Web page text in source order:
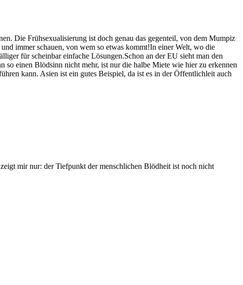
Die Frühsexualisierung ist doch genau das gegenteil, von dem Mumpiz
immer schauen, von wem so etwas kommt!In einer Welt, wo die
für scheinbar einfache Lösungen.Schon an der EU sieht man den
so einen Blödsinn nicht mehr, ist nur die halbe Miete wie hier zu erkennen
kann. Asien ist ein gutes Beispiel, da ist es in der Öffentlichleit auch
mir nur: der Tiefpunkt der menschlichen Blödheit ist noch nicht